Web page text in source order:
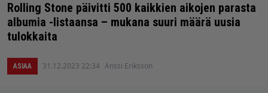
Rolling Stone päivitti 500 kaikkien aikojen parasta
albumia -listaansa – mukana suuri määrä uusia
tulokkaita
ASIAA 31.12.2023 22:34 Anssi Eriksson